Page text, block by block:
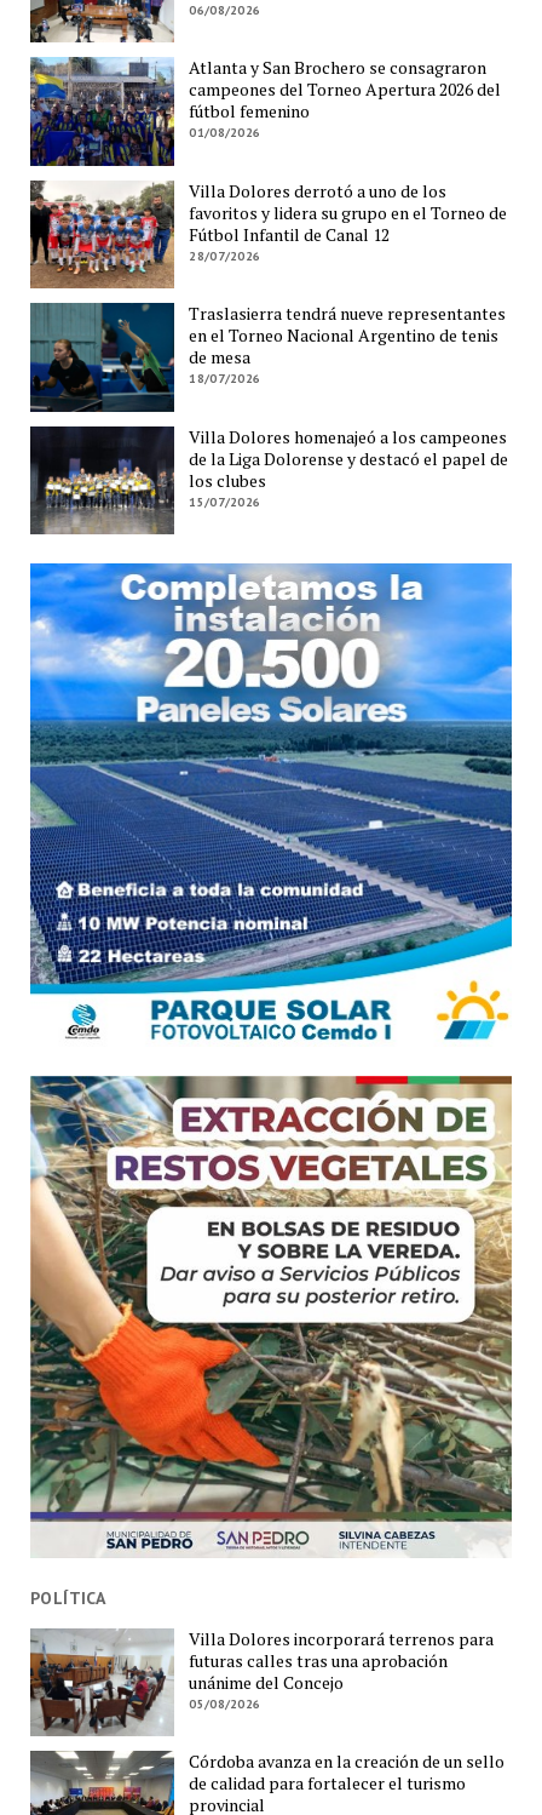
06/08/2026
Atlanta y San Brochero se consagraron
campeones del Torneo Apertura 2026 del
fútbol femenino
01/08/2026
Villa Dolores derrotó a uno de los
favoritos y lidera su grupo en el Torneo de
Fútbol Infantil de Canal 12
28/07/2026
Traslasierra tendrá nueve representantes
en el Torneo Nacional Argentino de tenis
de mesa
18/07/2026
Villa Dolores homenajeó a los campeones
de la Liga Dolorense y destacó el papel de
los clubes
15/07/2026
POLÍTICA
Villa Dolores incorporará terrenos para
futuras calles tras una aprobación
unánime del Concejo
05/08/2026
Córdoba avanza en la creación de un sello
de calidad para fortalecer el turismo
provincial